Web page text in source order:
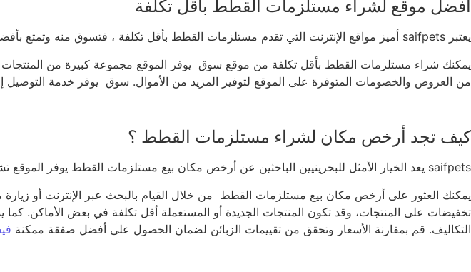
أفضل موقع لشراء مستلزمات القطط بأقل تكلفة
يعتبر saifpets أميز مواقع الإنترنت التي تقدم مستلزمات القطط بأقل تكلفة ، فتسوق منه وتمتع بأفضل العروض والخصومات.
يمكنك شراء مستلزمات القطط بأقل تكلفة من موقع سوق يوفر الموقع مجموعة كبيرة من المنتجات
من العروض والخصومات المتوفرة على الموقع لتوفير المزيد من الأموال. سوق يوفر خدمة
كيف تجد أرخص مكان لشراء مستلزمات القطط ؟
saifpets يعد الخيار الأمثل للبحرينيين الباحثين عن أرخص مكان بيع مستلزمات القطط يوفر الموقع تشكيلة وافرة بأسعار تنافسية.
يمكنك العثور على أرخص مكان بيع مستلزمات القطط من خلال القيام بالبحث عبر الإنترنت أو
تخفيضات على المنتجات، وقد تكون المنتجات الجديدة أو المستعملة أقل تكلفة في بعض الأماكن.
التكاليف. قم بمقارنة الأسعار وتحقق من تقييمات الزبائن لضمان الحصول على أفضل صفقة ممكنة